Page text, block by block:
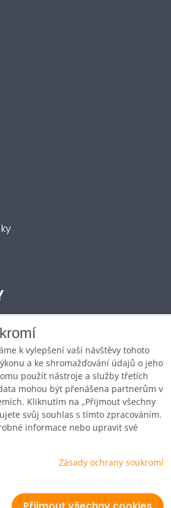
Zásady ochrany soukromí
k vylepšení vaší návštěvy tohoto
a ke shromažďování údajů o jeho
použít nástroje a služby třetích
mohou být přenášena partnerům v
Kliknutím na „Přijmout všechny
svůj souhlas s tímto zpracováním.
informace nebo upravit své
Zásady ochrany soukromí